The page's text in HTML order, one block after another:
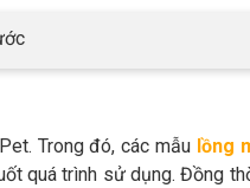
Trong đó, các mẫulồng
quá trình sử dụng. Đồng